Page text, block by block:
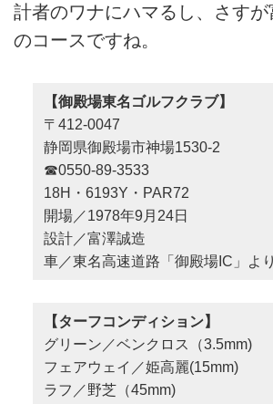
計者のワナにハマるし、さす
のコースですね。
【御殿場東名ゴルフクラブ】
〒412-0047
静岡県御殿場市神場1530-2
☎0550-89-3533
18H・6193Y・PAR72
開場／1978年9月24日
設計／富澤誠造
車／東名高速道路「御殿場IC」よ
【ターフコンディション】
グリーン／ベンクロス（3.5mm)
フェアウェイ／姫高麗(15mm)
ラフ／野芝（45mm)